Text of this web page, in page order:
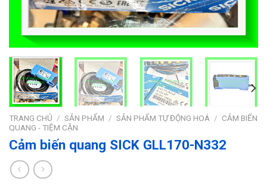
TRANG CHỦ / SẢN PHẨM / SẢN PHẨM TỰ ĐỘNG HOÁ / CẢM BIẾN
QUANG - TIỆM CẬN
Cảm biến quang SICK GLL170-N332